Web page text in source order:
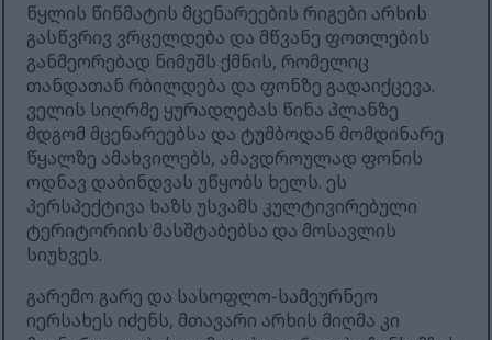
წყლის წიწმატის მცენარეების რიგები არხის
გასწვრივ ვრცელდება და მწვანე ფოთლების
განმეორებად ნიმუშს ქმნის, რომელიც
თანდათან რბილდება და ფონზე გადაიქცევა.
ველის სიღრმე ყურადღებას წინა პლანზე
მდგომ მცენარეებსა და ტუმბოდან მომდინარე
წყალზე ამახვილებს, ამავდროულად ფონის
ოდნავ დაბინდვას უწყობს ხელს. ეს
პერსპექტივა ხაზს უსვამს კულტივირებული
ტერიტორიის მასშტაბებსა და მოსავლის
სიუხვეს.
გარემო გარე და სასოფლო-სამეურნეო
იერსახეს იძენს, მთავარი არხის მიღმა კი